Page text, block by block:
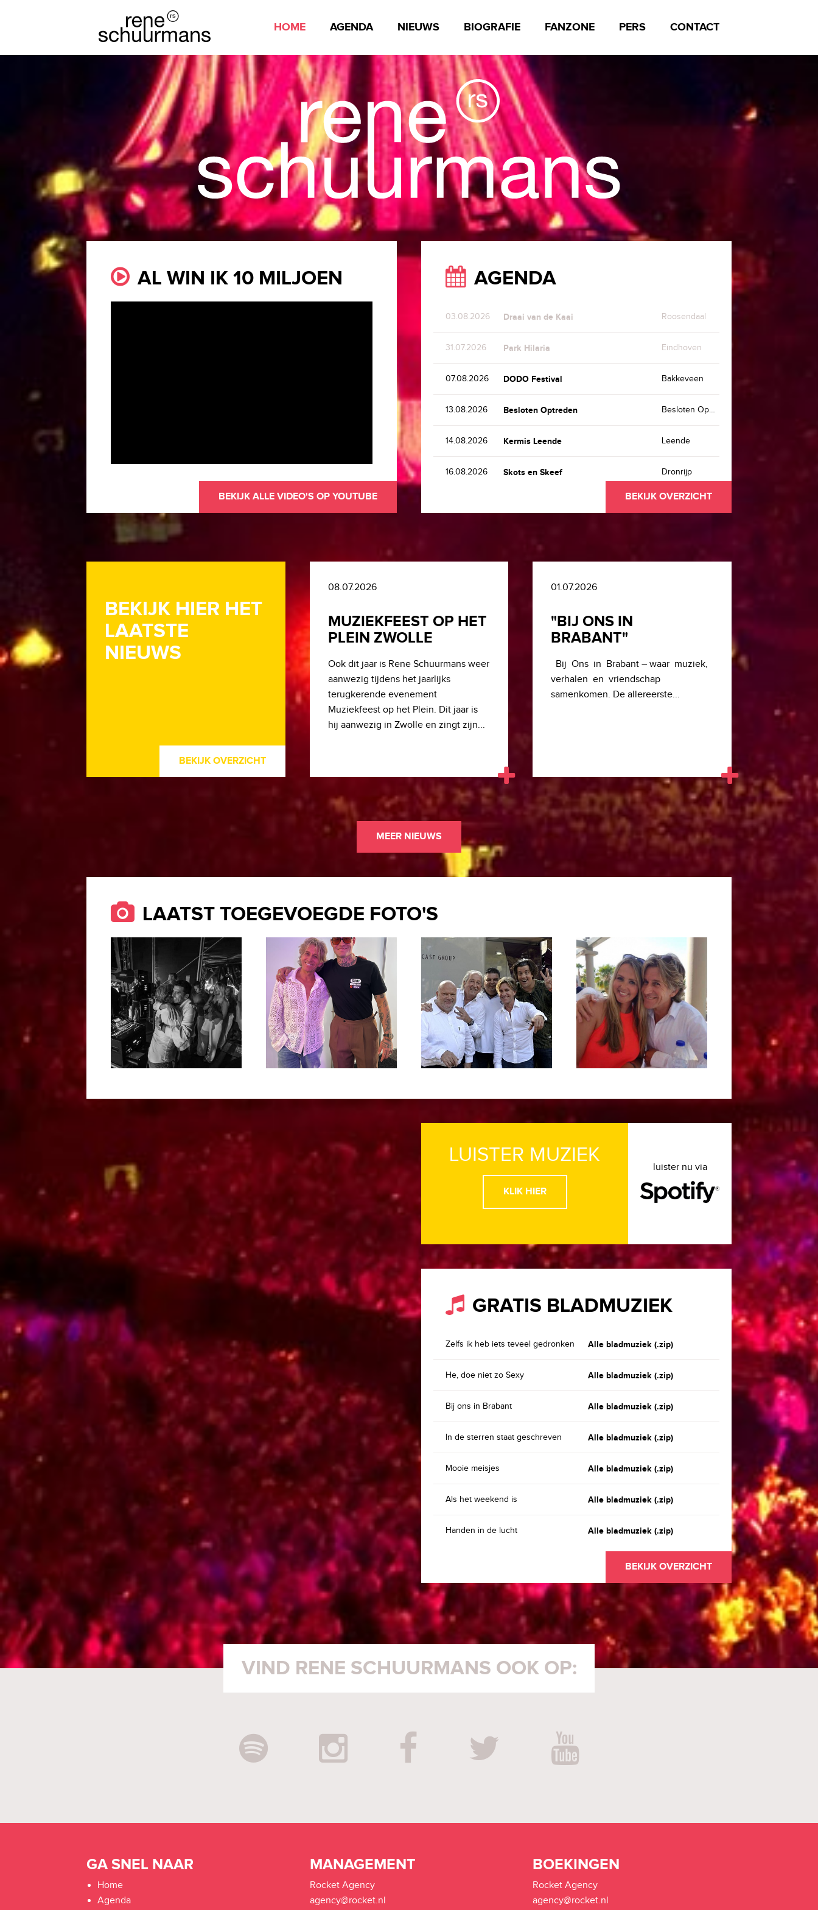
HOME AGENDA NIEUWS BIOGRAFIE FANZONE PERS CONTACT
AL WIN IK 10 MILJOEN
BEKIJK ALLE VIDEO'S OP YOUTUBE
AGENDA
03.08.2026 Draai van de Kaai Roosendaal
31.07.2026 Park Hilaria Eindhoven
07.08.2026 DODO Festival Bakkeveen
13.08.2026 Besloten Optreden Besloten Optreden
14.08.2026 Kermis Leende Leende
16.08.2026 Skots en Skeef Dronrijp
BEKIJK OVERZICHT
BEKIJK HIER HET
LAATSTE
NIEUWS
BEKIJK OVERZICHT
08.07.2026
MUZIEKFEEST OP HET
PLEIN ZWOLLE
Ook dit jaar is Rene Schuurmans weer
aanwezig tijdens het jaarlijks
terugkerende evenement
Muziekfeest op het Plein. Dit jaar is
hij aanwezig in Zwolle en zingt zijn...
LEES BERICHT
01.07.2026
"BIJ ONS IN
BRABANT"
Bij Ons in Brabant – waar muziek,
verhalen en vriendschap
samenkomen. De allereerste...
LEES BERICHT
MEER NIEUWS
LAATST TOEGEVOEGDE FOTO'S
LUISTER MUZIEK
KLIK HIER
luister nu via
GRATIS BLADMUZIEK
Zelfs ik heb iets teveel gedronken Alle bladmuziek (.zip)
He, doe niet zo Sexy Alle bladmuziek (.zip)
Bij ons in Brabant Alle bladmuziek (.zip)
In de sterren staat geschreven Alle bladmuziek (.zip)
Mooie meisjes Alle bladmuziek (.zip)
Als het weekend is Alle bladmuziek (.zip)
Handen in de lucht Alle bladmuziek (.zip)
BEKIJK OVERZICHT
GA SNEL NAAR
Home
Agenda
MANAGEMENT
Rocket Agency
agency@rocket.nl
BOEKINGEN
Rocket Agency
agency@rocket.nl